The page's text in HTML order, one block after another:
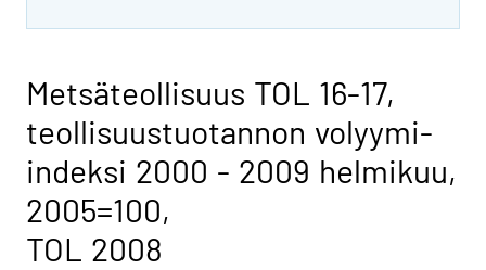
Metsäteollisuus TOL 16-17,
teollisuustuotannon volyymi-
indeksi 2000 - 2009 helmikuu,
2005=100,
TOL 2008